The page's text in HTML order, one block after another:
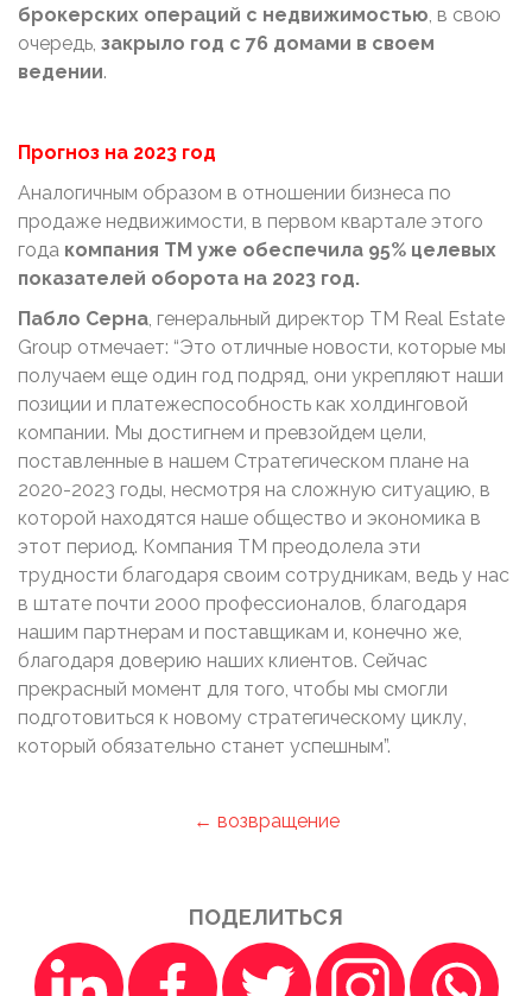
брокерских операций с недвижимостью, в свою
очередь, закрыло год с 76 домами в своем
ведении.
Прогноз на 2023 год
Аналогичным образом в отношении бизнеса по
продаже недвижимости, в первом квартале этого
года компания TM уже обеспечила 95% целевых
показателей оборота на 2023 год.
Пабло Серна, генеральный директор TM Real Estate
Group отмечает: “Это отличные новости, которые мы
получаем еще один год подряд, они укрепляют наши
позиции и платежеспособность как холдинговой
компании. Мы достигнем и превзойдем цели,
поставленные в нашем Стратегическом плане на
2020-2023 годы, несмотря на сложную ситуацию, в
которой находятся наше общество и экономика в
этот период. Компания ТМ преодолела эти
трудности благодаря своим сотрудникам, ведь у нас
в штате почти 2000 профессионалов, благодаря
нашим партнерам и поставщикам и, конечно же,
благодаря доверию наших клиентов. Сейчас
прекрасный момент для того, чтобы мы смогли
подготовиться к новому стратегическому циклу,
который обязательно станет успешным”.
← возвращение
ПОДЕЛИТЬСЯ